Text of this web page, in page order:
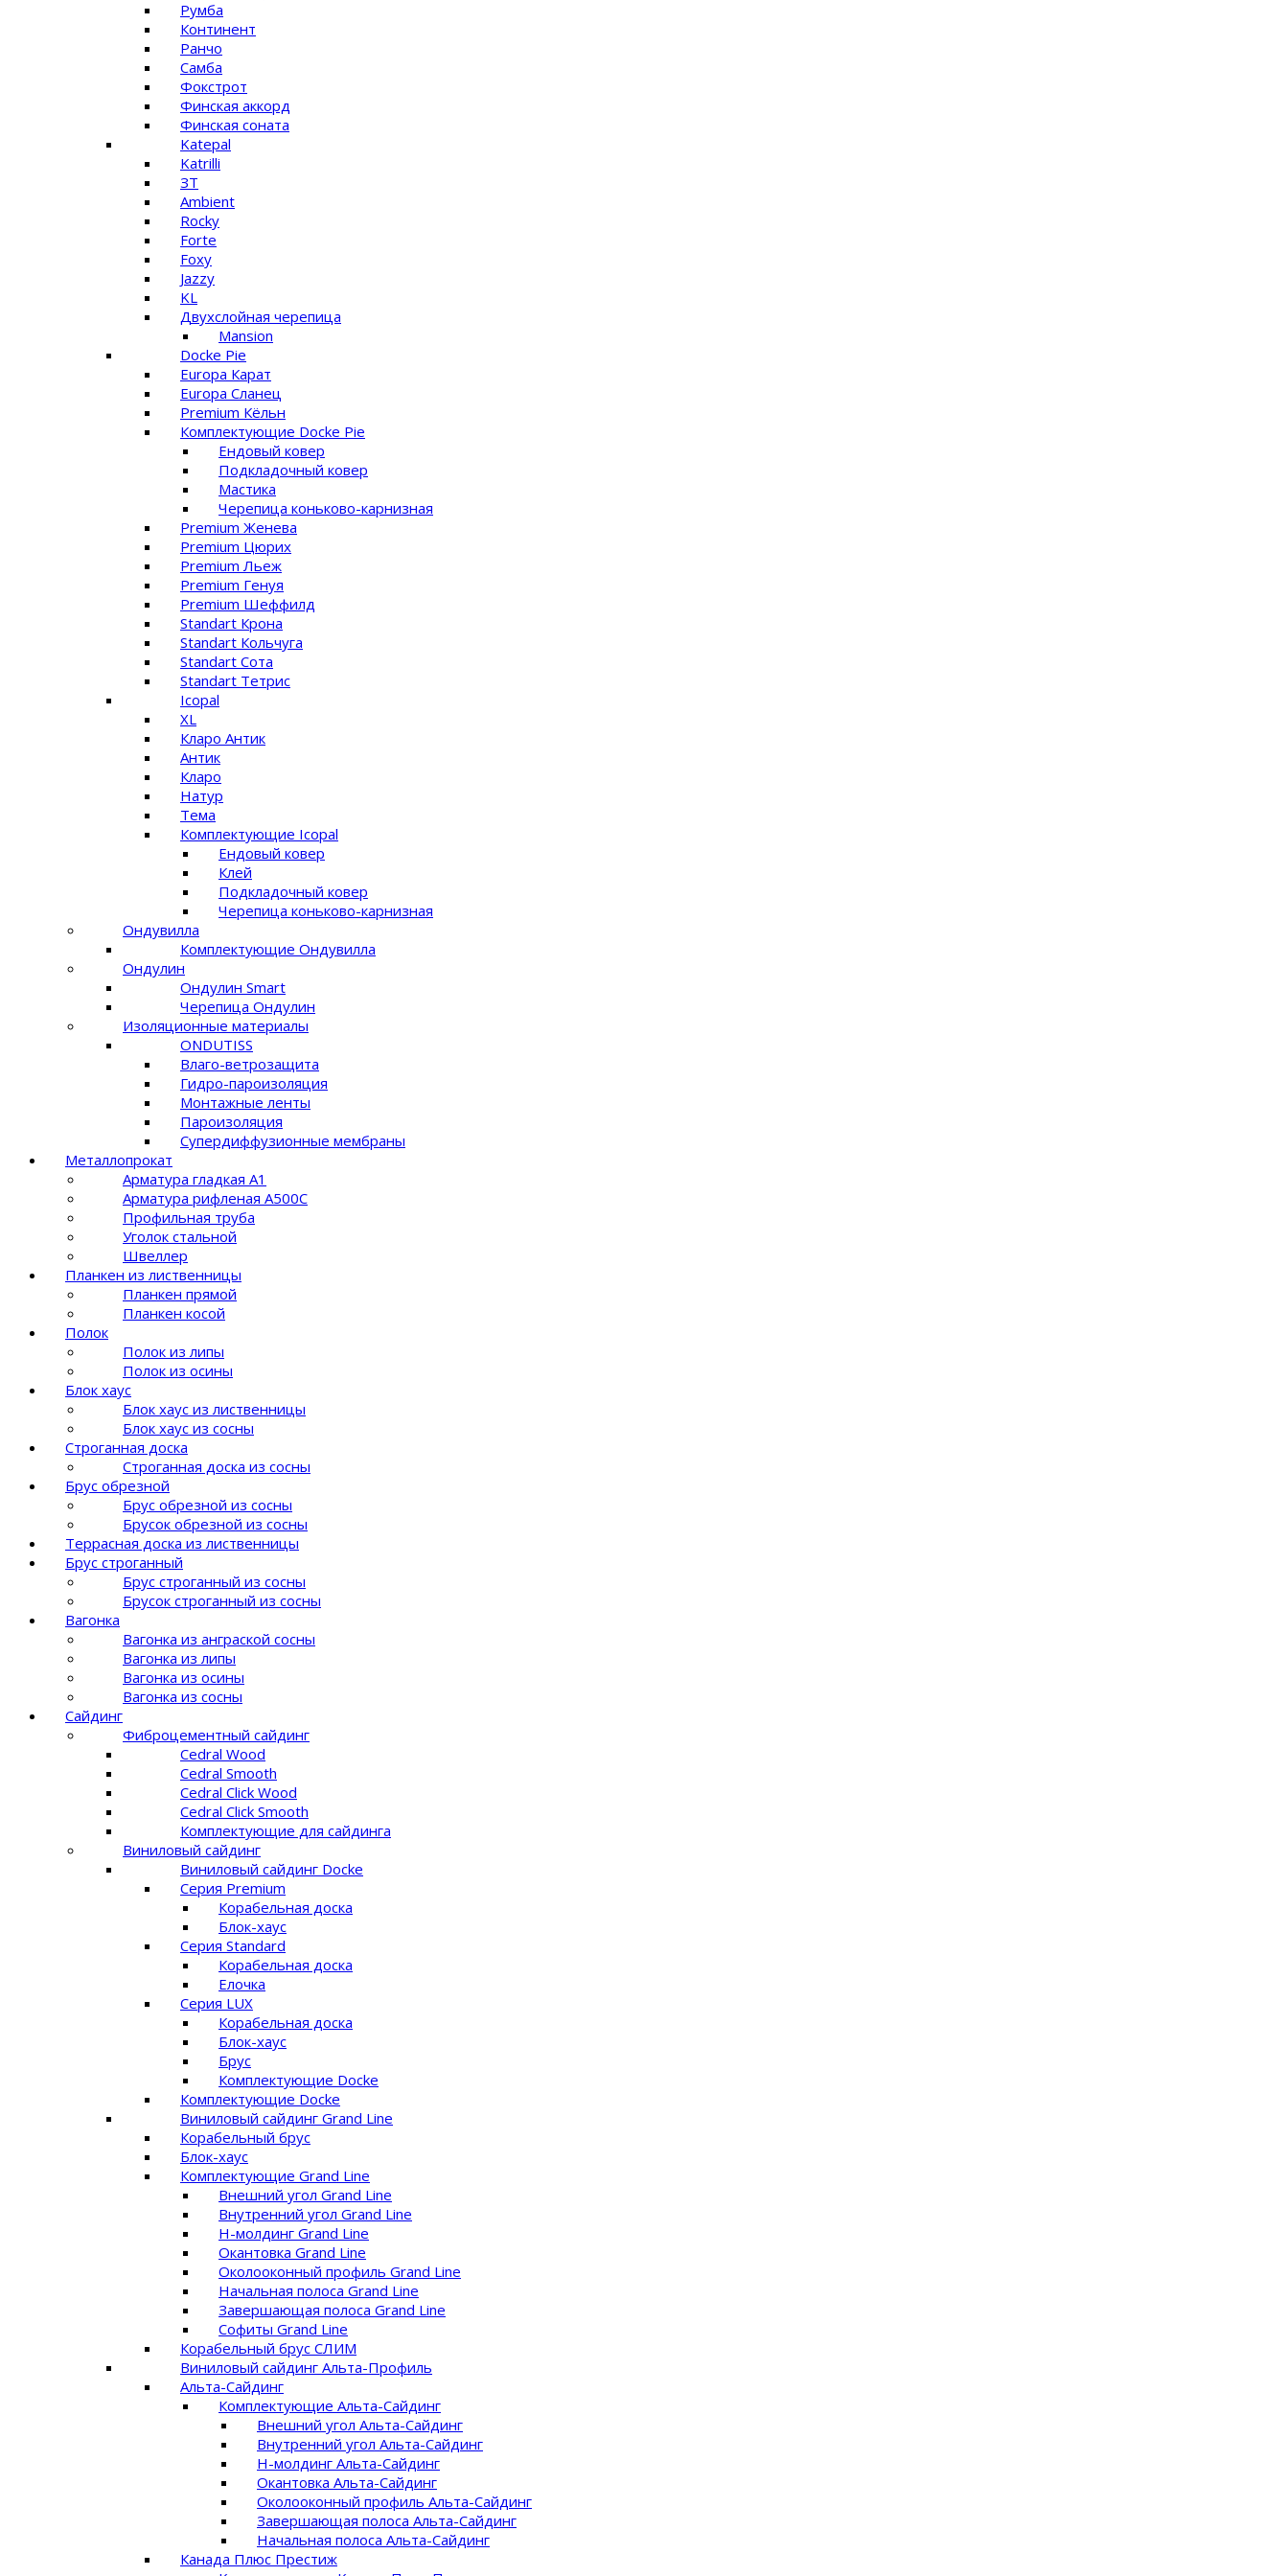
Румба
Континент
Ранчо
Самба
Фокстрот
Финская аккорд
Финская соната
Katepal
Katrilli
ЗТ
Ambient
Rocky
Forte
Foxy
Jazzy
KL
Двухслойная черепица
Mansion
Docke Pie
Europa Карат
Europa Сланец
Premium Кёльн
Комплектующие Docke Pie
Ендовый ковер
Подкладочный ковер
Мастика
Черепица коньково-карнизная
Premium Женева
Premium Цюрих
Premium Льеж
Premium Генуя
Premium Шеффилд
Standart Крона
Standart Кольчуга
Standart Сота
Standart Тетрис
Icopal
XL
Кларо Антик
Антик
Кларо
Натур
Тема
Комплектующие Icopal
Ендовый ковер
Клей
Подкладочный ковер
Черепица коньково-карнизная
Ондувилла
Комплектующие Ондувилла
Ондулин
Ондулин Smart
Черепица Ондулин
Изоляционные материалы
ONDUTISS
Влаго-ветрозащита
Гидро-пароизоляция
Монтажные ленты
Пароизоляция
Супердиффузионные мембраны
Металлопрокат
Арматура гладкая А1
Арматура рифленая A500C
Профильная труба
Уголок стальной
Швеллер
Планкен из лиственницы
Планкен прямой
Планкен косой
Полок
Полок из липы
Полок из осины
Блок хаус
Блок хаус из лиственницы
Блок хаус из сосны
Строганная доска
Строганная доска из сосны
Брус обрезной
Брус обрезной из сосны
Брусок обрезной из сосны
Террасная доска из лиственницы
Брус строганный
Брус строганный из сосны
Брусок строганный из сосны
Вагонка
Вагонка из анграской сосны
Вагонка из липы
Вагонка из осины
Вагонка из сосны
Сайдинг
Фиброцементный сайдинг
Cedral Wood
Cedral Smooth
Cedral Click Wood
Cedral Click Smooth
Комплектующие для сайдинга
Виниловый сайдинг
Виниловый сайдинг Docke
Серия Premium
Корабельная доска
Блок-хаус
Серия Standard
Корабельная доска
Елочка
Серия LUX
Корабельная доска
Блок-хаус
Брус
Комплектующие Docke
Комплектующие Docke
Виниловый сайдинг Grand Line
Корабельный брус
Блок-хаус
Комплектующие Grand Line
Внешний угол Grand Line
Внутренний угол Grand Line
Н-молдинг Grand Line
Окантовка Grand Line
Околооконный профиль Grand Line
Начальная полоса Grand Line
Завершающая полоса Grand Line
Софиты Grand Line
Корабельный брус СЛИМ
Виниловый сайдинг Альта-Профиль
Альта-Сайдинг
Комплектующие Альта-Сайдинг
Внешний угол Альта-Сайдинг
Внутренний угол Альта-Сайдинг
Н-молдинг Альта-Сайдинг
Окантовка Альта-Сайдинг
Околооконный профиль Альта-Сайдинг
Завершающая полоса Альта-Сайдинг
Начальная полоса Альта-Сайдинг
Канада Плюс Престиж